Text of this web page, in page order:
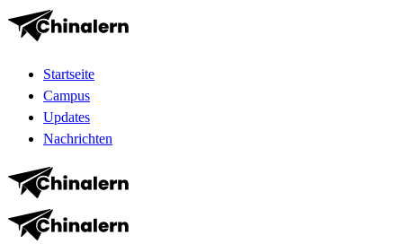
Startseite
Campus
Updates
Nachrichten